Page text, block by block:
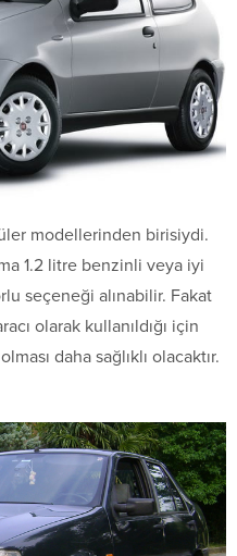
modellerinden birisiydi.
1.2 litre benzinli veya iyi
seçeneği alınabilir. Fakat
olarak kullanıldığı için
daha sağlıklı olacaktır.